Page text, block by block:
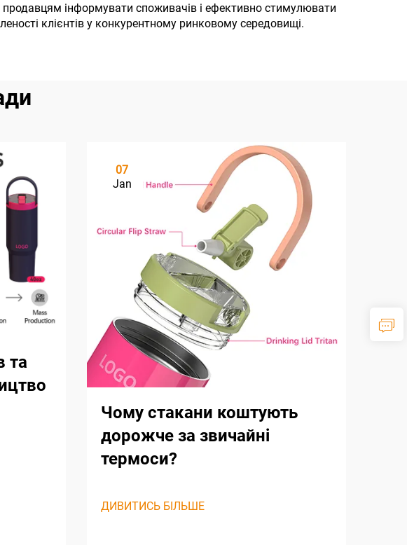
продавцям інформувати споживачів і ефективно стимулювати
клієнтів у конкурентному ринковому середовищі.
та
07
Jan
Чому стакани коштують
дорожче за звичайні
термоси?
ДИВИТИСЬ БІЛЬШЕ